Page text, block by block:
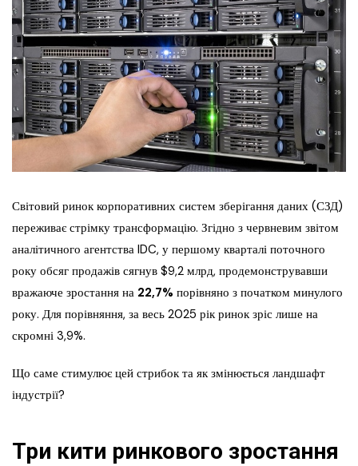
Світовий ринок корпоративних систем зберігання даних (СЗД)
переживає стрімку трансформацію. Згідно з червневим звітом
аналітичного агентства IDC, у першому кварталі поточного
року обсяг продажів сягнув $9,2 млрд, продемонструвавши
вражаюче зростання на 22,7% порівняно з початком минулого
року. Для порівняння, за весь 2025 рік ринок зріс лише на
скромні 3,9%.
Що саме стимулює цей стрибок та як змінюється ландшафт
індустрії?
Три кити ринкового зростання